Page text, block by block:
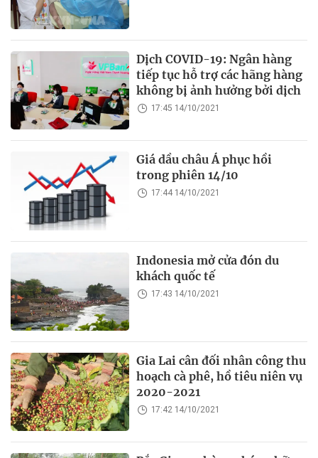
Dịch COVID-19: Ngân hàng
tiếp tục hỗ trợ các hãng hàng
không bị ảnh hưởng bởi dịch
17:45 14/10/2021
Giá dầu châu Á phục hồi
trong phiên 14/10
17:44 14/10/2021
Indonesia mở cửa đón du
khách quốc tế
17:43 14/10/2021
Gia Lai cân đối nhân công thu
hoạch cà phê, hồ tiêu niên vụ
2020-2021
17:42 14/10/2021